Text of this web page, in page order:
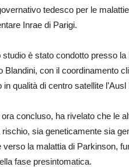
tedesco per le
Inrae di Parigi.
studio è stato condotto presso
Blandini, con il coordinamento
in qualità di centro satellite
ora concluso, ha rivelato che le
rischio, sia geneticamente sia
verso la malattia di Parkinson,
fase presintomatica.